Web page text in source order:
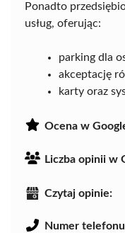
Ponadto
usług, oferując:
parking dla
akceptację
karty oraz
Ocena w
Liczba opinii w
Czytaj opinie:
Numer